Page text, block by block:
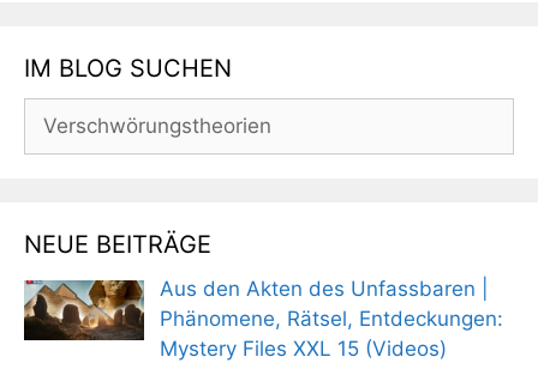
IM BLOG SUCHEN
Suchen
nach:
NEUE BEITRÄGE
Aus den Akten des Unfassbaren |
Phänomene, Rätsel, Entdeckungen:
Mystery Files XXL 15 (Videos)